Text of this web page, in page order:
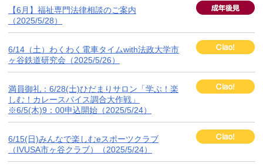
【6月】福祉専門法律相談のご案内
（2025/5/28）
6/14（土）わくわく電車タイムwith法政大学市
ヶ谷鉄道研究会（2025/5/26）
満員御礼：6/28(土)ひだまりサロン「学ぶ！楽
しむ！カレースパイス調合大作戦」
※6/5(木)9：00申込開始（2025/5/24）
6/15(日)みんなで楽しむeスポーツクラブ
（IVUSA市ヶ谷クラブ）（2025/5/24）